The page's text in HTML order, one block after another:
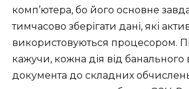
комп’ютера, бо його основне
тимчасово зберігати дані, які
використовуються процесором.
кажучи, кожна дія від банального
документа до складних